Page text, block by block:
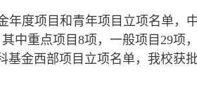
年度项目和青年项目立项名单，
中重点项目8项，一般项目29项
基金西部项目立项名单，我校获